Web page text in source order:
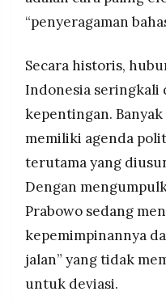
“penyeragaman
Secara historis,
Indonesia seringkali
kepentingan.
memiliki agenda
terutama yang
Dengan
Prabowo sedang
kepemimpinannya
jalan” yang tidak
untuk deviasi.